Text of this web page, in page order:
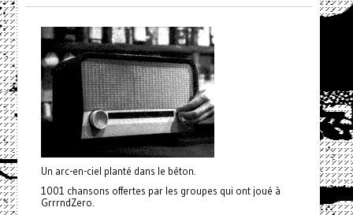
Un arc-en-ciel planté dans le béton.
1001 chansons offertes par les groupes qui ont joué à
GrrrndZero.